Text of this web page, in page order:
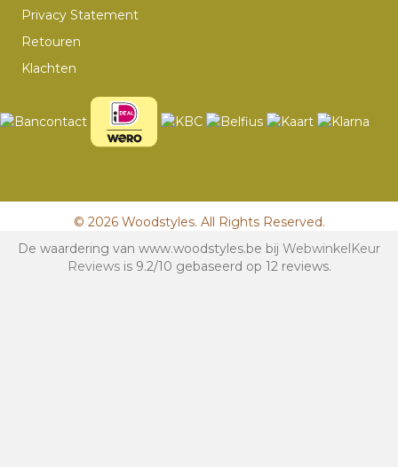
Privacy Statement
Retouren
Klachten
© 2026 Woodstyles. All Rights Reserved.
De waardering van www.woodstyles.be bij WebwinkelKeur
Reviewsis 9.2/10 gebaseerd op 12 reviews.